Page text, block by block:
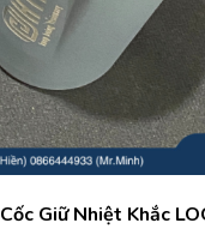
Giữ Nhiệt Khắc